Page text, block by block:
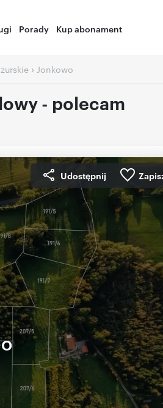
Porady Kup abonament
› Jonkowo
- polecam
Udostępnij